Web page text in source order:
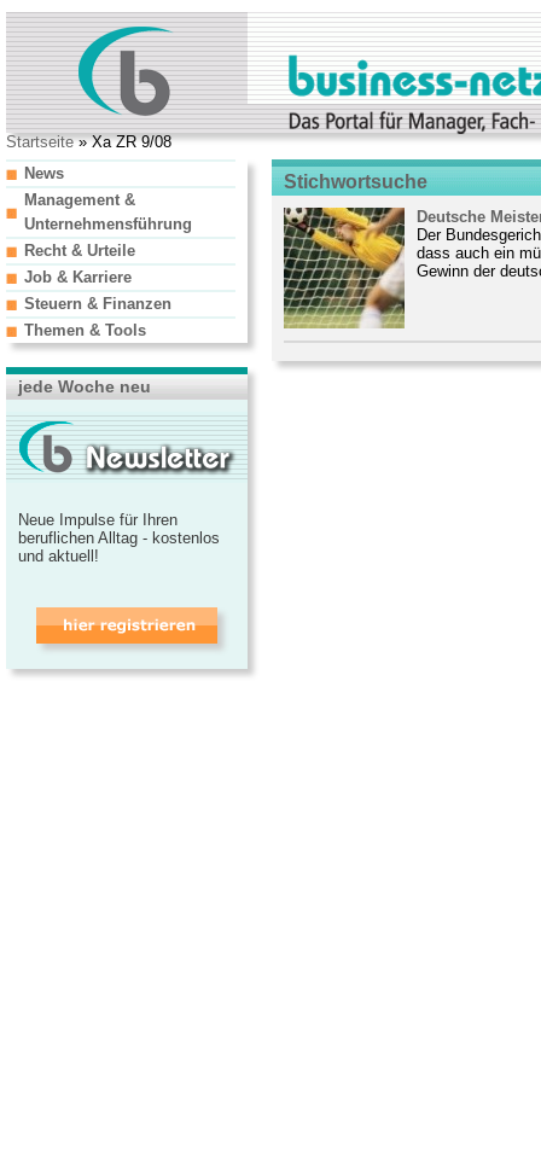
Startseite» Xa ZR 9/08
Stichwortsuche
Deutsche
Der
dass auch ein
Gewinn der
News
Management &
Unternehmensführung
Recht & Urteile
Job & Karriere
Steuern & Finanzen
Themen & Tools
jede Woche neu
Neue Impulse für Ihren
beruflichen Alltag - kostenlos
und aktuell!